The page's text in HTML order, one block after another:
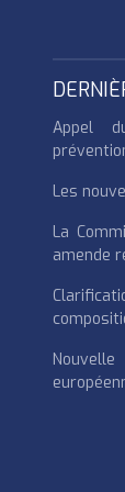
Appel
Les
La
amende